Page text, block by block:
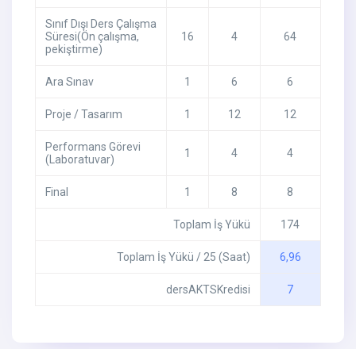
Sınıf Dışı Ders Çalışma
Süresi(Ön çalışma,
pekiştirme)
16 4 64
Ara Sınav 1 6 6
Proje / Tasarım 1 12 12
Performans Görevi
(Laboratuvar)
1 4 4
Final 1 8 8
Toplam İş Yükü 174
Toplam İş Yükü / 25 (Saat) 6,96
dersAKTSKredisi 7